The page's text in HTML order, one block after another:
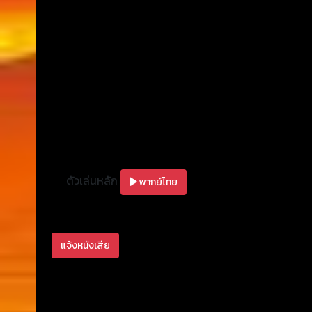
ตัวเล่นหลัก พากย์ไทย
แจ้งหนังเสีย